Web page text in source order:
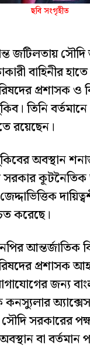
ছবি সংগৃহীত
জটিলতায়
বাহিনীর
প্রশাসক ও
তিনি
রয়েছেন।
অবস্থান
সরকার
করেছে।
প্রশাসক
জন্য
সৌদি সরকারের
বা বর্তমান